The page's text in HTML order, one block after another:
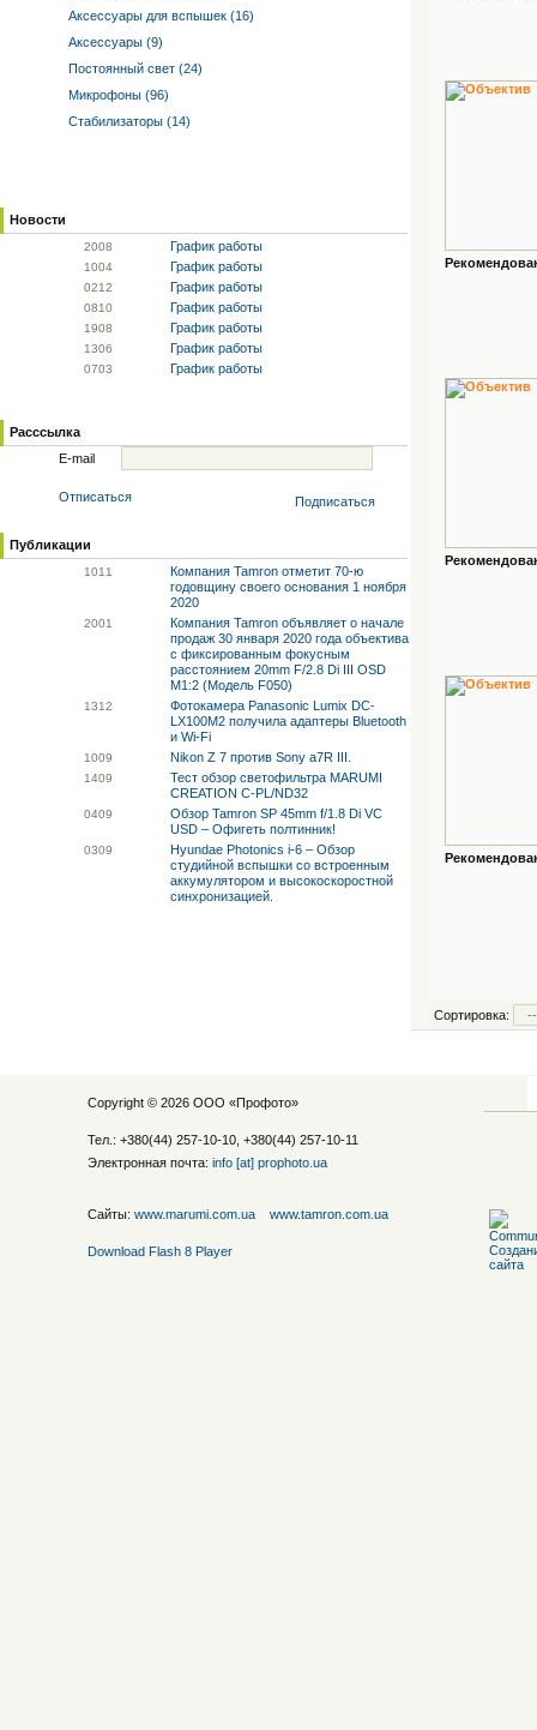
Аксессуары для вспышек (16)
Аксессуары (9)
Постоянный свет (24)
Микрофоны (96)
Стабилизаторы (14)
Новости
2008 График работы
1004 График работы
0212 График работы
0810 График работы
1908 График работы
1306 График работы
0703 График работы
Расссылка
E-mail
Отписаться Подписаться
Публикации
1011
Компания Tamron отметит 70-ю
годовщину своего основания 1 ноября
2020
2001
Компания Tamron объявляет о начале
продаж 30 января 2020 года объектива
с фиксированным фокусным
расстоянием 20mm F/2.8 Di III OSD
M1:2 (Модель F050)
1312
Фотокамера Panasonic Lumix DC-
LX100M2 получила адаптеры Bluetooth
и Wi-Fi
1009 Nikon Z 7 против Sony a7R III.
1409
Тест обзор светофильтра MARUMI
CREATION C-PL/ND32
0409
Обзор Tamron SP 45mm f/1.8 Di VC
USD – Офигеть полтинник!
0309
Hyundae Photonics i-6 – Обзор
студийной вспышки со встроенным
аккумулятором и высокоскоростной
синхронизацией.
Сортировка:
Copyright © 2026 ООО «Профото»
Тел.: +380(44) 257-10-10, +380(44) 257-10-11
Электронная почта: info [at] prophoto.ua
Сайты: www.marumi.com.ua www.tamron.com.ua
Download Flash 8 Player